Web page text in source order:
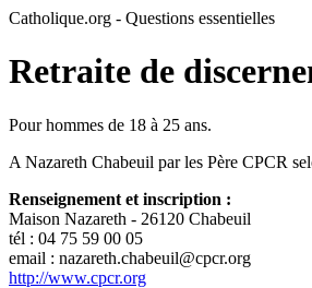
Catholique.org - Questions essentielles
Retraite de
Pour hommes de 18 à 25 ans.
A Nazareth Chabeuil par les Père CPCR
Renseignement et inscription :
Maison Nazareth - 26120 Chabeuil
tél : 04 75 59 00 05
email : nazareth.chabeuil@cpcr.org
http://www.cpcr.org